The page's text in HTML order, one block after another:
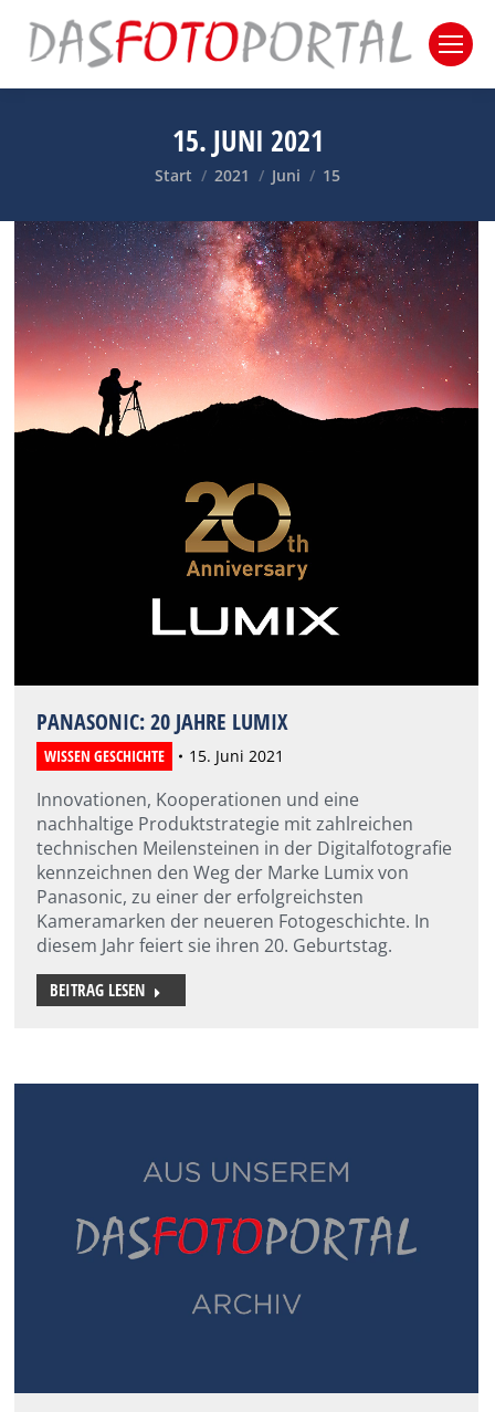
15. JUNI 2021
Sie befinden sich hier:
Start 2021 Juni 15
PANASONIC: 20 JAHRE LUMIX
WISSEN GESCHICHTE 15. Juni 2021
Innovationen, Kooperationen und eine
nachhaltige Produktstrategie mit zahlreichen
technischen Meilensteinen in der Digitalfotografie
kennzeichnen den Weg der Marke Lumix von
Panasonic, zu einer der erfolgreichsten
Kameramarken der neueren Fotogeschichte. In
diesem Jahr feiert sie ihren 20. Geburtstag.
BEITRAG LESEN